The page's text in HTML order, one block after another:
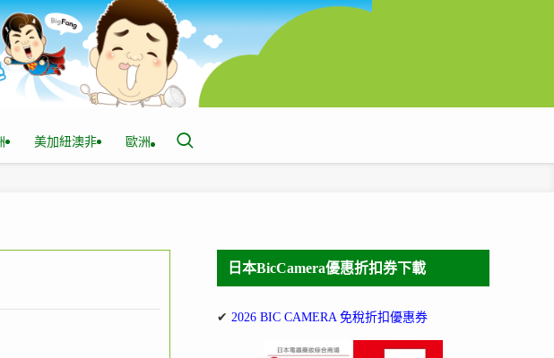
美加紐澳非 歐洲
日本BicCamera優惠折扣券下載
✔ 2026 BIC CAMERA 免稅折扣優惠券